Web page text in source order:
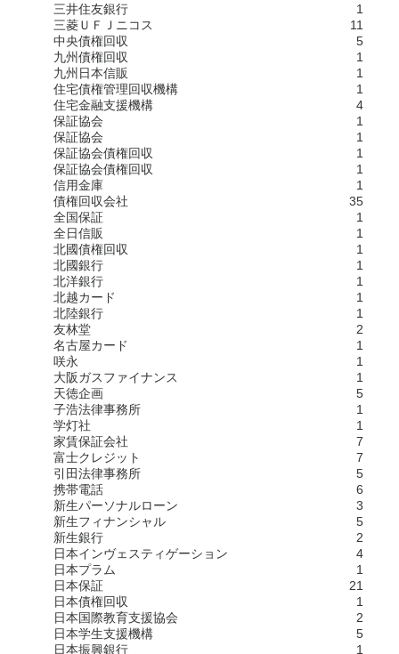
三井住友銀行
1
三菱ＵＦＪニコス
11
中央債権回収
5
九州債権回収
1
九州日本信販
1
住宅債権管理回収機構
1
住宅金融支援機構
4
保証協会
1
保証協会
1
保証協会債権回収
1
保証協会債権回収
1
信用金庫
1
債権回収会社
35
全国保証
1
全日信販
1
北國債権回収
1
北國銀行
1
北洋銀行
1
北越カード
1
北陸銀行
1
友林堂
2
名古屋カード
1
咲永
1
大阪ガスファイナンス
1
天徳企画
5
子浩法律事務所
1
学灯社
1
家賃保証会社
7
富士クレジット
7
引田法律事務所
5
携帯電話
6
新生パーソナルローン
3
新生フィナンシャル
5
新生銀行
2
日本インヴェスティゲーション
4
日本プラム
1
日本保証
21
日本債権回収
1
日本国際教育支援協会
2
日本学生支援機構
5
日本振興銀行
1